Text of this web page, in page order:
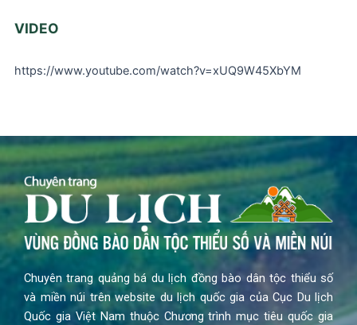
VIDEO
https://www.youtube.com/watch?v=xUQ9W45XbYM
Chuyên trang quảng bá du lịch đồng bào dân tộc thiểu số
và miền núi trên website du lịch quốc gia của Cục Du lịch
Quốc gia Việt Nam thuộc Chương trình mục tiêu quốc gia